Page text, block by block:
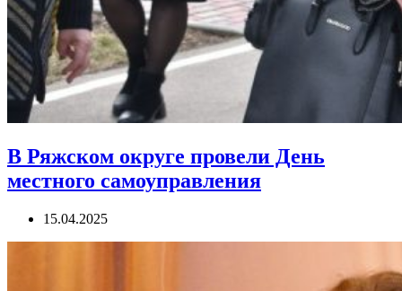
В Ряжском округе провели День
местного самоуправления
15.04.2025